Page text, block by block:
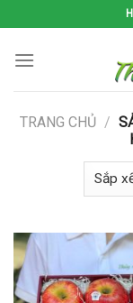
to
content
TRANG CHỦ /